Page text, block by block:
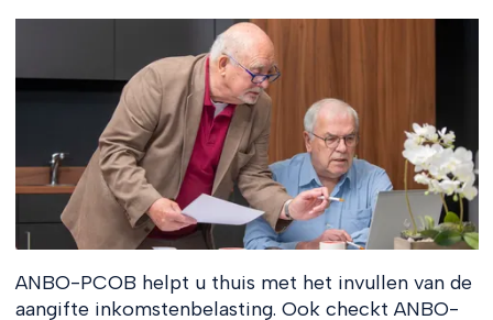
ANBO-PCOB helpt u thuis met het invullen van de
aangifte inkomstenbelasting. Ook checkt ANBO-